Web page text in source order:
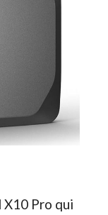
X10 Pro qui